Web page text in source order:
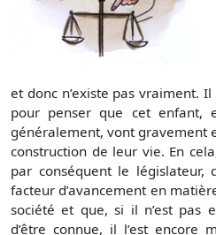
et donc n’existe pas vraiment.
pour penser que cet enfant,
généralement, vont gravement
construction de leur vie. En
par conséquent le
facteur d’avancement en
société et que, si il n’est pas
d’être connue, il l’est encore